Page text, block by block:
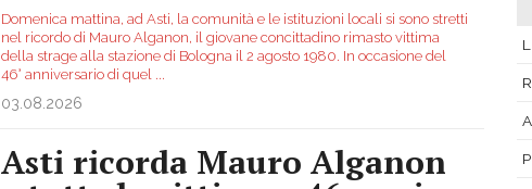
Domenica mattina, ad Asti, la comunità e le istituzioni locali si sono stretti
nel ricordo di Mauro Alganon, il giovane concittadino rimasto vittima
della strage alla stazione di Bologna il 2 agosto 1980. In occasione del
46° anniversario di quel
03.08.2026
Asti ricorda Mauro Alganon